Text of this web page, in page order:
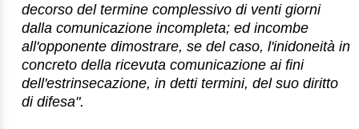
decorso del termine complessivo di venti giorni
dalla comunicazione incompleta; ed incombe
all'opponente dimostrare, se del caso, l'inidoneità in
concreto della ricevuta comunicazione ai fini
dell'estrinsecazione, in detti termini, del suo diritto
di difesa".